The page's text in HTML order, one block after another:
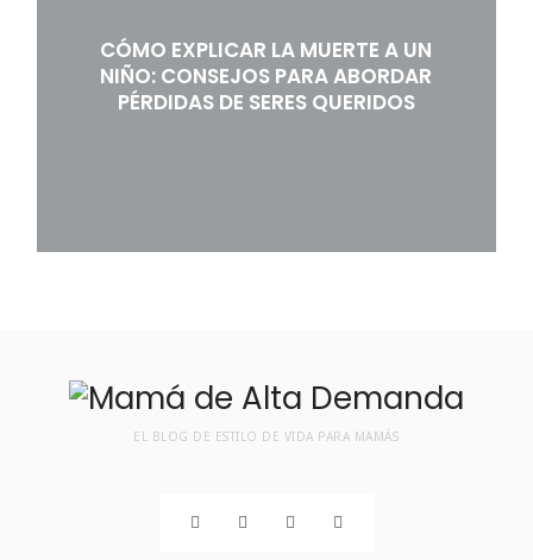
CÓMO EXPLICAR LA MUERTE A UN
NIÑO: CONSEJOS PARA ABORDAR
PÉRDIDAS DE SERES QUERIDOS
EL BLOG DE ESTILO DE VIDA PARA MAMÁS